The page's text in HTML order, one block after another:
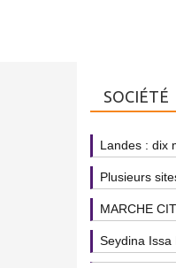
SOCIÉTÉ
Landes : dix
Plusieurs
MARCHE
Seydina Issa